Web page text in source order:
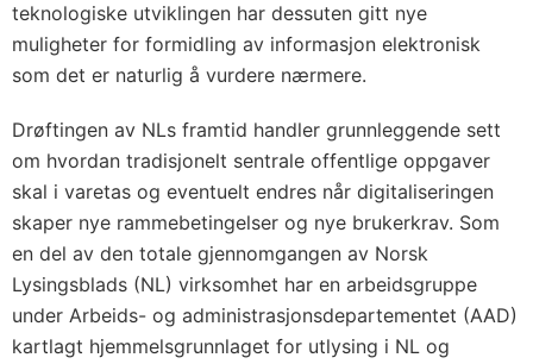
teknologiske utviklingen har dessuten gitt nye
muligheter for formidling av informasjon elektronisk
som det er naturlig å vurdere nærmere.
Drøftingen av NLs framtid handler grunnleggende sett
om hvordan tradisjonelt sentrale offentlige oppgaver
skal i varetas og eventuelt endres når digitaliseringen
skaper nye rammebetingelser og nye brukerkrav. Som
en del av den totale gjennomgangen av Norsk
Lysingsblads (NL) virksomhet har en arbeidsgruppe
under Arbeids- og administrasjonsdepartementet (AAD)
kartlagt hjemmelsgrunnlaget for utlysing i NL og